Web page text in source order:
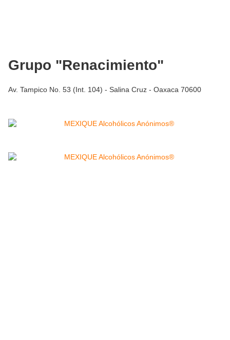
Grupo "Renacimiento"
Av. Tampico No. 53 (Int. 104) - Salina Cruz - Oaxaca 70600